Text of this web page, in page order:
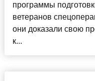
программы
ветеранов
они доказали свою
к...